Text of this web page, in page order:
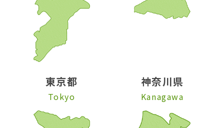
東京都
Tokyo
神奈川県
Kanagawa